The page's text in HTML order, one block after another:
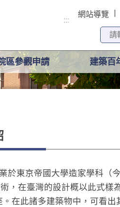
:::
網站導覽
區參觀申請 建築百
於東京帝國大學造家學科（
，在臺灣的設計概以此式樣
在此諸多建築物中，可看